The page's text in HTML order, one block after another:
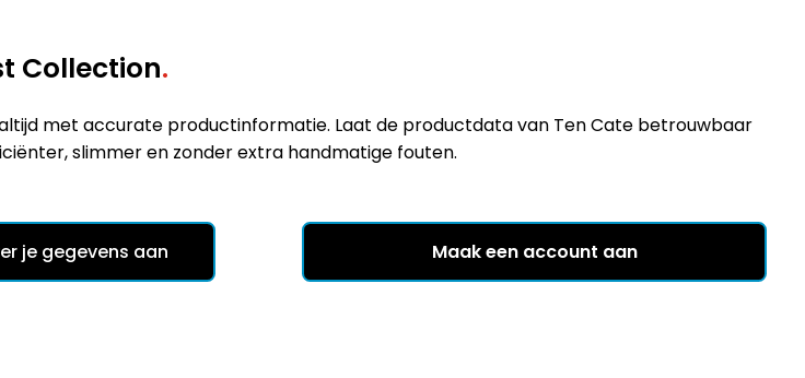
Collection.
met accurate productinformatie. Laat de productdata van Ten Cate betrouwbaar
slimmer en zonder extra handmatige fouten.
je gegevens aan Maak een account aan